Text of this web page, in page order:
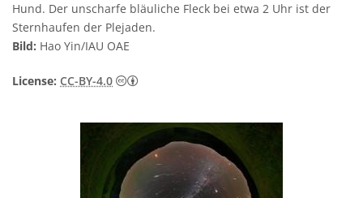
Hund. Der unscharfe bläuliche Fleck bei etwa 2 Uhr ist der
Sternhaufen der Plejaden.
Bild: Hao Yin/IAU OAE
License: CC-BY-4.0 Creative Commons Namensnennung 4.0